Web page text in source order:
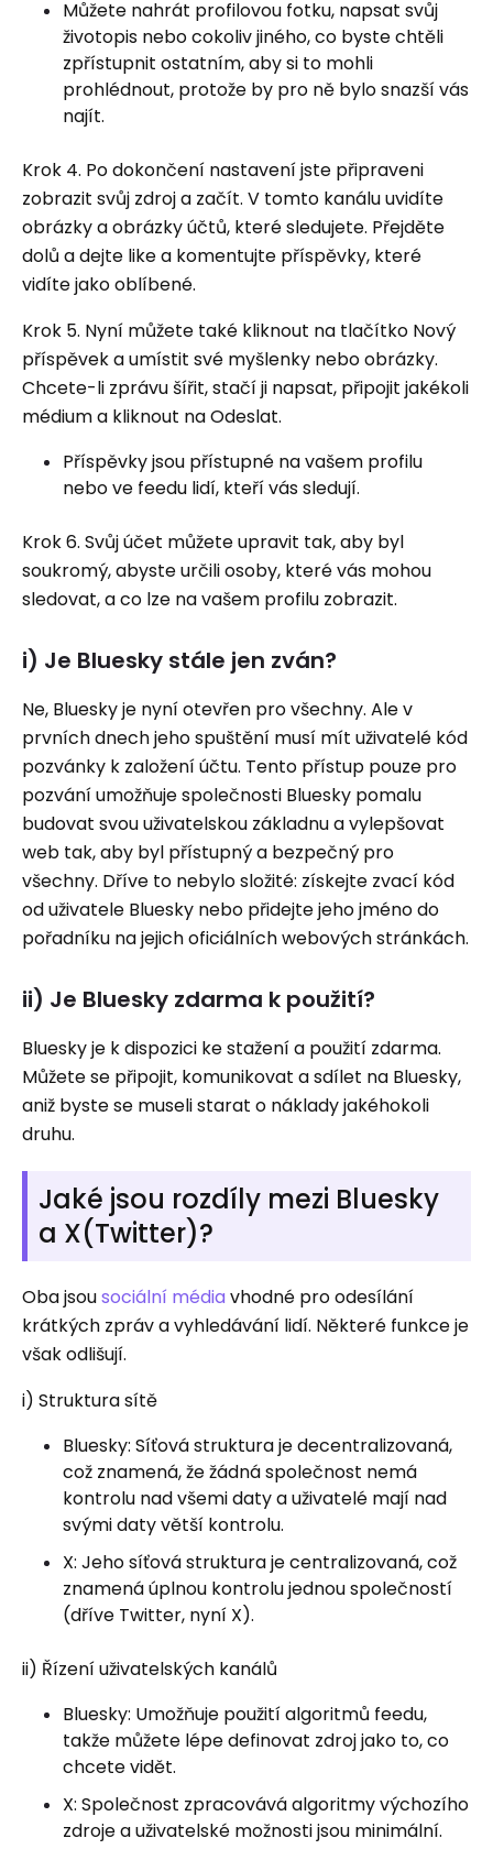
Můžete nahrát profilovou fotku, napsat svůj
životopis nebo cokoliv jiného, ​​co byste chtěli
zpřístupnit ostatním, aby si to mohli
prohlédnout, protože by pro ně bylo snazší vás
najít.
Krok 4. Po dokončení nastavení jste připraveni
zobrazit svůj zdroj a začít. V tomto kanálu uvidíte
obrázky a obrázky účtů, které sledujete. Přejděte
dolů a dejte like a komentujte příspěvky, které
vidíte jako oblíbené.
Krok 5. Nyní můžete také kliknout na tlačítko Nový
příspěvek a umístit své myšlenky nebo obrázky.
Chcete-li zprávu šířit, stačí ji napsat, připojit jakékoli
médium a kliknout na Odeslat.
Příspěvky jsou přístupné na vašem profilu
nebo ve feedu lidí, kteří vás sledují.
Krok 6. Svůj účet můžete upravit tak, aby byl
soukromý, abyste určili osoby, které vás mohou
sledovat, a co lze na vašem profilu zobrazit.
i) Je Bluesky stále jen zván?
Ne, Bluesky je nyní otevřen pro všechny. Ale v
prvních dnech jeho spuštění musí mít uživatelé kód
pozvánky k založení účtu. Tento přístup pouze pro
pozvání umožňuje společnosti Bluesky pomalu
budovat svou uživatelskou základnu a vylepšovat
web tak, aby byl přístupný a bezpečný pro
všechny. Dříve to nebylo složité: získejte zvací kód
od uživatele Bluesky nebo přidejte jeho jméno do
pořadníku na jejich oficiálních webových stránkách.
ii) Je Bluesky zdarma k použití?
Bluesky je k dispozici ke stažení a použití zdarma.
Můžete se připojit, komunikovat a sdílet na Bluesky,
aniž byste se museli starat o náklady jakéhokoli
druhu.
Jaké jsou rozdíly mezi Bluesky
a X(Twitter)?
Oba jsousociální média vhodné pro odesílání
krátkých zpráv a vyhledávání lidí. Některé funkce je
však odlišují.
i) Struktura sítě
Bluesky: Síťová struktura je decentralizovaná,
což znamená, že žádná společnost nemá
kontrolu nad všemi daty a uživatelé mají nad
svými daty větší kontrolu.
X: Jeho síťová struktura je centralizovaná, což
znamená úplnou kontrolu jednou společností
(dříve Twitter, nyní X).
ii) Řízení uživatelských kanálů
Bluesky: Umožňuje použití algoritmů feedu,
takže můžete lépe definovat zdroj jako to, co
chcete vidět.
X: Společnost zpracovává algoritmy výchozího
zdroje a uživatelské možnosti jsou minimální.